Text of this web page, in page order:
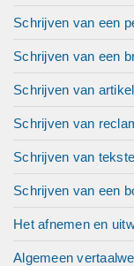
Schrijven van een
Schrijven van een
Schrijven van
Schrijven van
Schrijven van
Schrijven van een
Het afnemen en
Algemeen